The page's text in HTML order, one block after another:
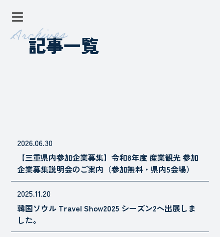
記事一覧
2026.06.30
【三重県内参加企業募集】令和8年度 産業観光 参加
企業募集説明会のご案内（参加無料・県内5会場）
2025.11.20
韓国ソウル Travel Show2025 シーズン2へ出展しま
した。